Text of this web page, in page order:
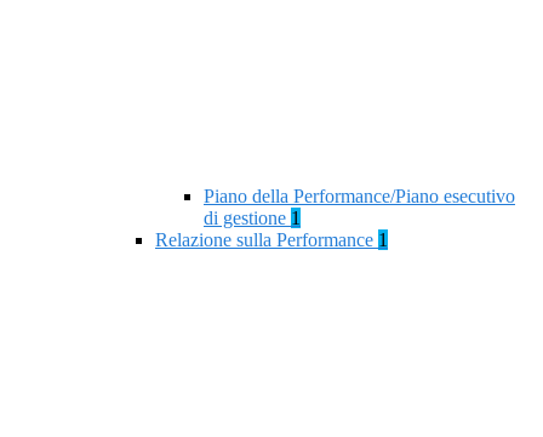
Piano della Performance/Piano esecutivo
di gestione 1
Relazione sulla Performance 1